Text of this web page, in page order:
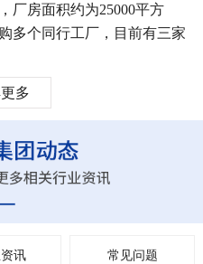
厂房面积约为25000平方
多个同行工厂，目前有三家
多
讯 常见问题